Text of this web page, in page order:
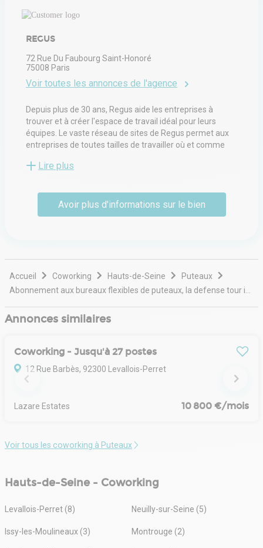
REGUS
72 Rue Du Faubourg Saint-Honoré
75008 Paris
Voir toutes les annonces de l'agence
Depuis plus de 30 ans, Regus aide les entreprises à
trouver et à créer l'espace de travail idéal pour leurs
équipes. Le vaste réseau de sites de Regus permet aux
entreprises de toutes tailles de travailler où et comme
aux entreprises le choix, la flexibilité et l'accès à une
travail lumineux et inspirants, personnalisables selon les
besoins individuels, tout en garantissant des
environnements professionnels constants. Les bureaux,
détails et services, permettant ainsi aux professionnels
d'être plus productifs et de rester concentrés sur
l'essentiel.
Lire plus
Avoir plus d'informations sur le bien
Accueil Coworking Hauts-de-Seine
Puteaux
Annonces similaires
Coworking - Jusqu'à 27 postes
12 Rue Barbès, 92300 Levallois-Perret
Lazare Estates 10 800 €/mois
Voir tous les coworking à Puteaux
Hauts-de-Seine - Coworking
Levallois-Perret (8) Neuilly-sur-Seine (5)
Issy-les-Moulineaux (3) Montrouge (2)